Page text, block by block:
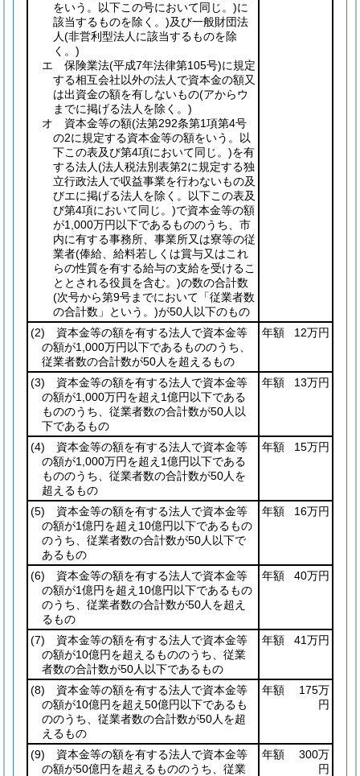
をいう。以下この号において同じ。)に
該当するものを除く。)及び一般財団法
人(非営利型法人に該当するものを除
く。)
エ 保険業法(平成7年法律第105号)に規定
する相互会社以外の法人で資本金の額又
は出資金の額を有しないもの(アからウ
までに掲げる法人を除く。)
オ 資本金等の額(法第292条第1項第4号
の2に規定する資本金等の額をいう。以
下この表及び第4項において同じ。)を有
する法人(法人税法別表第2に規定する独
立行政法人で収益事業を行わないもの及
びエに掲げる法人を除く。以下この表及
び第4項において同じ。)で資本金等の額
が1,000万円以下であるもののうち、市
内に有する事務所、事業所又は寮等の従
業者(俸給、給料若しくは賞与又はこれ
らの性質を有する給与の支給を受けるこ
ととされる役員を含む。)の数の合計数
(次号から第9号までにおいて「従業者数
の合計数」という。)が50人以下のもの
(2) 資本金等の額を有する法人で資本金等
の額が1,000万円以下であるもののうち、
従業者数の合計数が50人を超えるもの
年額 12万円
(3) 資本金等の額を有する法人で資本金等
の額が1,000万円を超え1億円以下である
もののうち、従業者数の合計数が50人以
下であるもの
年額 13万円
(4) 資本金等の額を有する法人で資本金等
の額が1,000万円を超え1億円以下である
もののうち、従業者数の合計数が50人を
超えるもの
年額 15万円
(5) 資本金等の額を有する法人で資本金等
の額が1億円を超え10億円以下であるもの
のうち、従業者数の合計数が50人以下で
あるもの
年額 16万円
(6) 資本金等の額を有する法人で資本金等
の額が1億円を超え10億円以下であるもの
のうち、従業者数の合計数が50人を超え
るもの
年額 40万円
(7) 資本金等の額を有する法人で資本金等
の額が10億円を超えるもののうち、従業
者数の合計数が50人以下であるもの
年額 41万円
(8) 資本金等の額を有する法人で資本金等
の額が10億円を超え50億円以下であるも
ののうち、従業者数の合計数が50人を超
えるもの
年額
175万
円
(9) 資本金等の額を有する法人で資本金等
の額が50億円を超えるもののうち、従業
年額
300万
円